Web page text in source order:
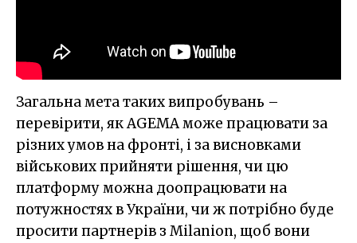
Загальна мета таких випробувань –
перевірити, як AGEMA може працювати за
різних умов на фронті, і за висновками
військових прийняти рішення, чи цю
платформу можна доопрацювати на
потужностях в України, чи ж потрібно буде
просити партнерів з Milanion, щоб вони